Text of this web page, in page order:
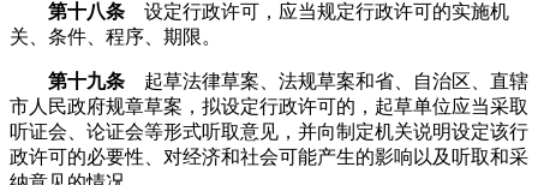
第十八条 设定行政许可，应当规定行政许可的实施机
关、条件、程序、期限。
第十九条 起草法律草案、法规草案和省、自治区、直辖
市人民政府规章草案，拟设定行政许可的，起草单位应当采取
听证会、论证会等形式听取意见，并向制定机关说明设定该行
政许可的必要性、对经济和社会可能产生的影响以及听取和采